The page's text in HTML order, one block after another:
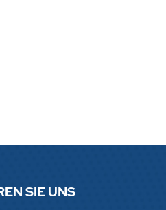
SIE UNS